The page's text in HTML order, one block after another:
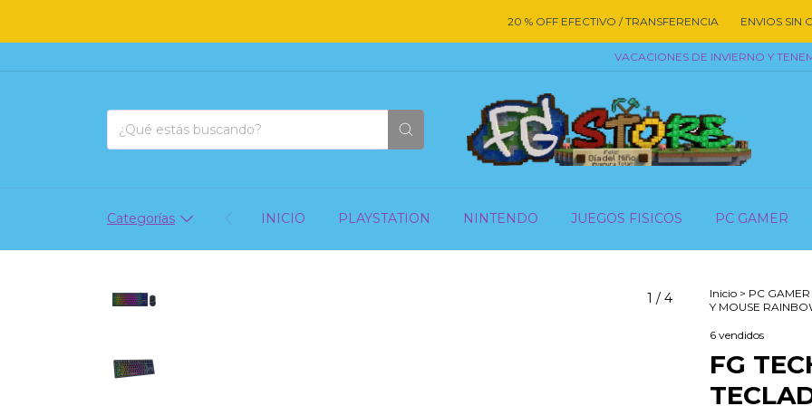
20 % OFF EFECTIVO / TRANSFERENCIA ENVIOS SIN
VACACIONES DE INVIERNO Y TENEMOS
Categorías INICIO PLAYSTATION NINTENDO JUEGOS FISICOS PC GAMER
1 / 4 Inicio > PC GAMER
Y MOUSE
6 vendidos
FG